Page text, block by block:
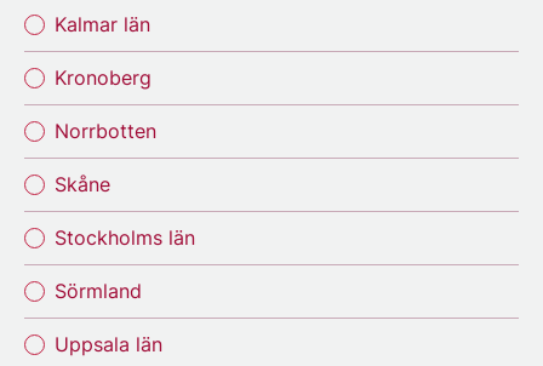
Kalmar län
Kronoberg
Norrbotten
Skåne
Stockholms län
Sörmland
Uppsala län